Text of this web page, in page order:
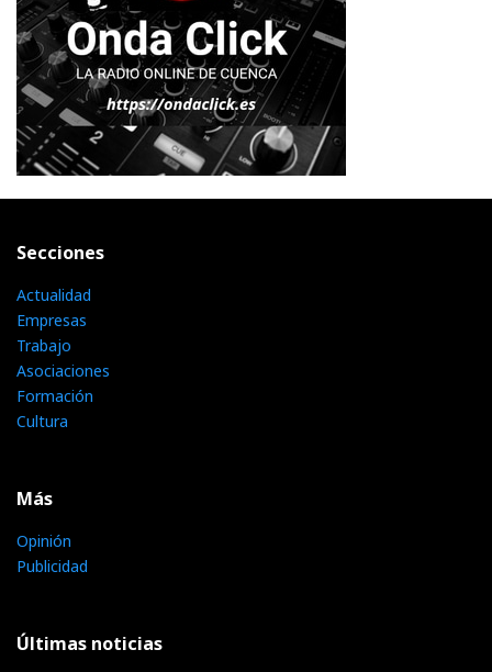
Secciones
Actualidad
Empresas
Trabajo
Asociaciones
Formación
Cultura
Más
Opinión
Publicidad
Últimas noticias